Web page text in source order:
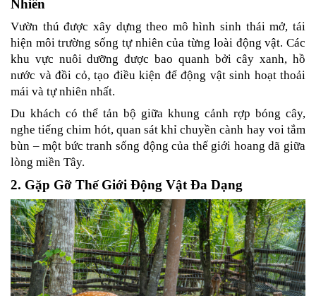
Nhiên
Vườn thú được xây dựng theo mô hình sinh thái mở, tái
hiện môi trường sống tự nhiên của từng loài động vật. Các
khu vực nuôi dưỡng được bao quanh bởi cây xanh, hồ
nước và đồi cỏ, tạo điều kiện để động vật sinh hoạt thoải
mái và tự nhiên nhất.
Du khách có thể tản bộ giữa khung cảnh rợp bóng cây,
nghe tiếng chim hót, quan sát khỉ chuyền cành hay voi tắm
bùn – một bức tranh sống động của thế giới hoang dã giữa
lòng miền Tây.
2. Gặp Gỡ Thế Giới Động Vật Đa Dạng